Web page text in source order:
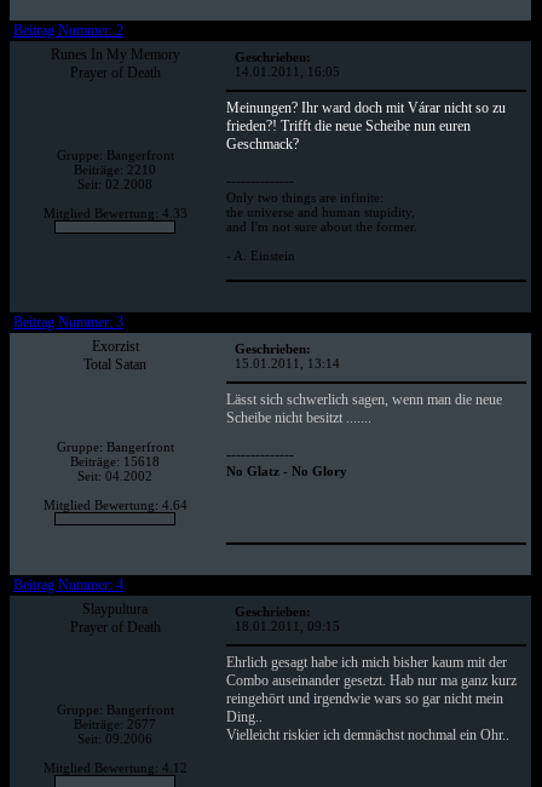
Beitrag Nummer: 2
Runes In My Memory
Prayer of Death
Gruppe: Bangerfront
Beiträge: 2210
Seit: 02.2008
Mitglied Bewertung: 4.33
Geschrieben:
14.01.2011, 16:05
Meinungen? Ihr ward doch mit Várar nicht so zu
frieden?! Trifft die neue Scheibe nun euren
Geschmack?
--------------
Only two things are infinite:
the universe and human stupidity,
and I'm not sure about the former.
- A. Einstein
Beitrag Nummer: 3
Exorzist
Total Satan
Gruppe: Bangerfront
Beiträge: 15618
Seit: 04.2002
Mitglied Bewertung: 4.64
Geschrieben:
15.01.2011, 13:14
Lässt sich schwerlich sagen, wenn man die neue
Scheibe nicht besitzt .......
--------------
No Glatz - No Glory
Beitrag Nummer: 4
Slaypultura
Prayer of Death
Gruppe: Bangerfront
Beiträge: 2677
Seit: 09.2006
Mitglied Bewertung: 4.12
Geschrieben:
18.01.2011, 09:15
Ehrlich gesagt habe ich mich bisher kaum mit der
Combo auseinander gesetzt. Hab nur ma ganz kurz
reingehört und irgendwie wars so gar nicht mein
Ding..
Vielleicht riskier ich demnächst nochmal ein Ohr..